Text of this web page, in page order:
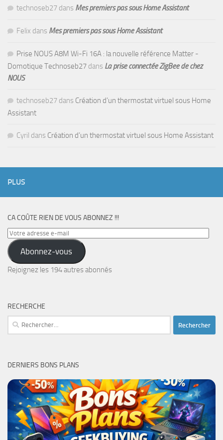
technoseb27 dans Mes premiers pas sous Home Assistant
Felix dans Mes premiers pas sous Home Assistant
Prise NOUS A8M Wi-Fi 16A : la nouvelle référence Matter -
Domotique Technoseb27 dans La prise connectée ZigBee de chez
NOUS
technoseb27 dans Création d’un thermostat virtuel sous Home
Assistant
Cyril dans Création d’un thermostat virtuel sous Home Assistant
PLUS
CA COÛTE RIEN DE VOUS ABONNEZ !!!
Votre
adresse
e-
mail
Abonnez-vous
Rejoignez les 194 autres abonnés
RECHERCHE
Rechercher :
DERNIERS BONS PLANS